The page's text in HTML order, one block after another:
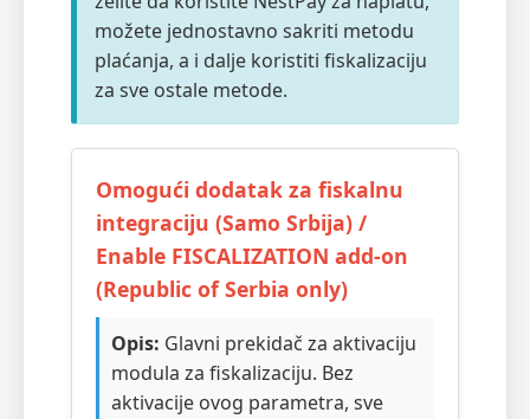
možete jednostavno sakriti metodu
plaćanja, a i dalje koristiti fiskalizaciju
za sve ostale metode.
Omogući dodatak za fiskalnu
integraciju (Samo Srbija) /
Enable FISCALIZATION add-on
(Republic of Serbia only)
Opis: Glavni prekidač za aktivaciju
modula za fiskalizaciju. Bez
aktivacije ovog parametra, sve